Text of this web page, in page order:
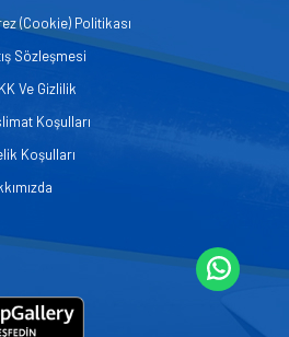
(Cookie) Politikası
Sözleşmesi
Ve Gizlilik
Koşulları
Koşulları